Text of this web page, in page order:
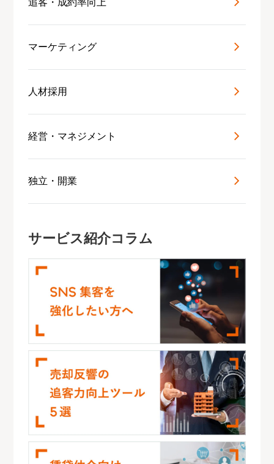
追客・成約率向上
マーケティング
人材採用
経営・マネジメント
独立・開業
サービス紹介コラム